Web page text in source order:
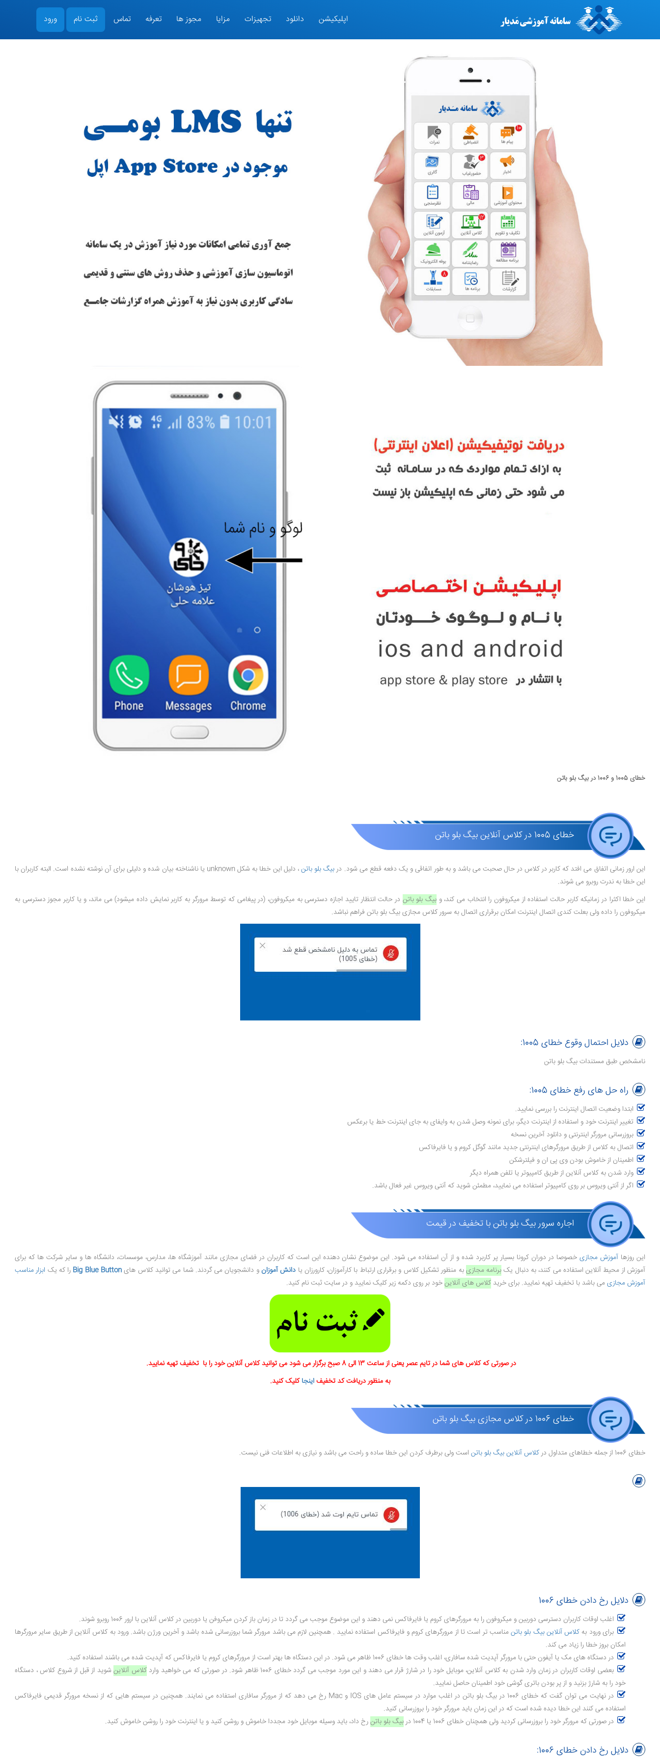
اپلیکیشن دانلود تجهیزات مزایا مجوز ها تعرفه تماس ثبت نام ورود
خطای 1005 و 1006 در بیگ بلو باتن
خطای 1005 در کلاس آنلاین بیگ بلو باتن
این ارور زمانی اتفاق می افتد که کاربر در کلاس در حال صحبت می باشد و به طور اتفاقی و یک دفعه قطع می شود. دربیگ بلو باتن
، دلیل این خطا به شکل unknown یا ناشناخته بیان شده و دلیلی برای آن نوشته نشده است. البته کاربران با
این خطا به ندرت روبرو می شوند.
این خطا اکثرا در زمانیکه کاربر حالت استفاده از میکروفون را انتخاب می کند، وبیگ بلو باتن در حالت انتظار تایید اجازه دسترسی به میکروفون، (در پیغامی که توسط مرورگر به کاربر نمایش داده میشود) می ماند، و یا کاربر مجوز دسترسی به
میکروفون را داده ولی بعلت کندی اتصال اینترنت امکان برقراری اتصال به سرور کلاس مجازی بیگ بلو باتن فراهم نباشد.
دلایل احتمال وقوع خطای 1005:
نامشخص طبق مستندات بیگ بلو باتن
راه حل های رفع خطای 1005:
ابتدا وضعیت اتصال اینترنت را بررسی نمایید.
تغییر اینترنت خود و استفاده از اینترنت دیگر، برای نمونه وصل شدن به وایفای به جای اینترنت خط یا برعکس
بروزرسانی مرورگر اینترنتی و دانلود آخرین نسخه
اتصال به کلاس از طریق مرورگرهای اینترنتی جدید مانند گوگل کروم و یا فایرفاکس
اطمینان از خاموش بودن وی پی ان و فیلترشکن
وارد شدن به کلاس آنلاین از طریق کامپیوتر یا تلفن همراه دیگر
اگر از آنتی ویروس بر روی کامپیوتر استفاده می نمایید، مطمئن شوید که آنتی ویروس غیر فعال باشد.
اجاره سرور بیگ بلو باتن با تخفیف در قیمت
این روزها آموزش مجازیخصوصا در دوران کرونا بسیار پر کاربرد شده و از آن استفاده می شود. این موضوع نشان دهنده این است که کاربران در فضای مجازی مانند آموزشگاه ها، مدارس، موسسات، دانشگاه ها و سایر شرکت ها که برای
آموزش از محیط آنلاین استفاده می کنند، به دنبال یکبرنامه مجازیبه منظور تشکیل کلاس و برقراری ارتباط با کارآموزان، کارورزان یا دانش آموزانو دانشجویان می گردند. شما می توانید کلاس هایBig Blue Button را که یک ابزار مناسب
آموزش مجازیمی باشد با تخفیف تهیه نمایید. برای خرید کلاس های آنلاینخود بر روی دکمه زیر کلیک نمایید و در سایت ثبت نام کنید.
در صورتی که کلاس های شما در تایم عصر یعنی از ساعت 13 الی 8 صبح برگزار می شود می توانید کلاس آنلاین خود را با تخفیف تهیه نمایید.
به منظور دریافت کد تخفیفاینجاکلیک کنید.
خطای 1006 در کلاس مجازی بیگ بلو باتن
خطای 1006 از جمله خطاهای متداول در کلاس آنلاین بیگ بلو باتن است ولی برطرف کردن این خطا ساده و راحت می باشد و نیازی به اطلاعات فنی نیست.
دلایل رخ دادن خطای 1006
اغلب اوقات کاربران دسترسی دوربین و میکروفون را به مرورگرهای کروم یا فایرفاکس نمی دهند و این موضوع موجب می گردد تا در زمان باز کردن میکروفن یا دوربین در کلاس آنلاین با ارور 1006 روبرو شوند.
برای ورود به کلاس آنلاین بیگ بلو باتنمناسب تر است تا از مرورگرهای کروم و فایرفاکس استفاده نمایید . همچنین لازم می باشد مرورگر شما بروزرسانی شده باشد و آخرین ورژن باشد. ورود به کلاس آنلاین از طریق سایر مرورگرها
امکان بروز خطا را زیاد می کند.
در دستگاه های مک یا آیفون حتی با مرورگر آپدیت شده سافاری، اغلب وقت ها خطای 1006 ظاهر می شود. در این دستگاه ها بهتر است از مرورگرهای کروم یا فایرفاکس که آپدیت شده می باشند استفاده کنید.
بعضی اوقات کاربران در زمان وارد شدن به کلاس آنلاین، موبایل خود را در شارژ قرار می دهند و این مورد موجب می گردد خطای 1006 ظاهر شود. در صورتی که می خواهید وارد
کلاس آنلاینشوید از قبل از شروع کلاس ، دستگاه
خود را به شارژ بزنید و از پر بودن باتری گوشی خود اطمینان حاصل نمایید.
در نهایت می توان گفت که خطای 1006 در بیگ بلو باتن در اغلب موارد در سیستم عامل های IOS و Mac رخ می دهد که از مرورگر سافاری استفاده می نمایند. همچنین در سیستم هایی که از نسخه مرورگر قدیمی فایرفاکس
استفاده می کنند این خطا دیده شده است که در این زمان باید مرورگر خود را بروزرسانی کنید.
در صورتی که مرورگر خود را بروزرسانی کردید ولی همچنان خطای 1006 یا 1004 در
بیگ بلو باتنرخ داد، باید وسیله موبایل خود مجددا خاموش و روشن کنید و یا اینترنت خود را روشن خاموش کنید.
دلایل رخ دادن خطای 1006: